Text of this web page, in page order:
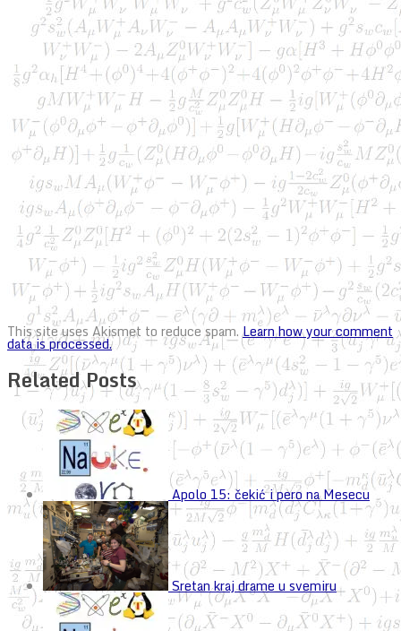
This site uses Akismet to reduce spam.Learn how your comment
data is processed.
Related Posts
Apolo 15: čekić i pero na Mesecu
Sretan kraj drame u svemiru